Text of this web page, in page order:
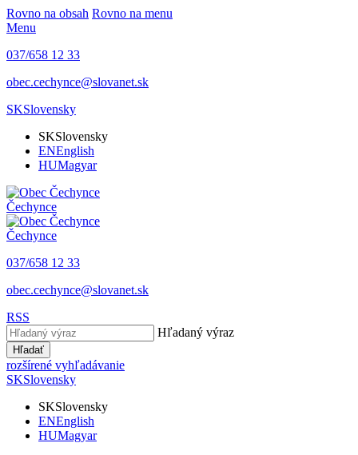
Rovno na obsah Rovno na menu
Menu
037/658 12 33
obec.cechynce@slovanet.sk
SKSlovensky
SKSlovensky
ENEnglish
HUMagyar
Čechynce
Čechynce
037/658 12 33
obec.cechynce@slovanet.sk
RSS
Hľadaný výraz
Hľadať
rozšírené vyhľadávanie
SKSlovensky
SKSlovensky
ENEnglish
HUMagyar